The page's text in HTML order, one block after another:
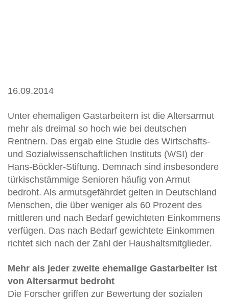
16.09.2014
Unter ehemaligen Gastarbeitern ist die Altersarmut
mehr als dreimal so hoch wie bei deutschen
Rentnern. Das ergab eine Studie des Wirtschafts-
und Sozialwissenschaftlichen Instituts (WSI) der
Hans-Böckler-Stiftung. Demnach sind insbesondere
türkischstämmige Senioren häufig von Armut
bedroht. Als armutsgefährdet gelten in Deutschland
Menschen, die über weniger als 60 Prozent des
mittleren und nach Bedarf gewichteten Einkommens
verfügen. Das nach Bedarf gewichtete Einkommen
richtet sich nach der Zahl der Haushaltsmitglieder.
Mehr als jeder zweite ehemalige Gastarbeiter ist
von Altersarmut bedroht
Die Forscher griffen zur Bewertung der sozialen